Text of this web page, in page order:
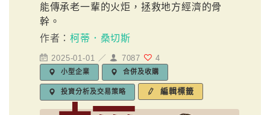
能傳承老一輩的火炬，拯救地方經濟的骨
幹。
作者：柯蒂．桑切斯
2025-01-01 ／ 7087 4
小型企業 合併及收購
投資分析及交易策略 編輯標籤